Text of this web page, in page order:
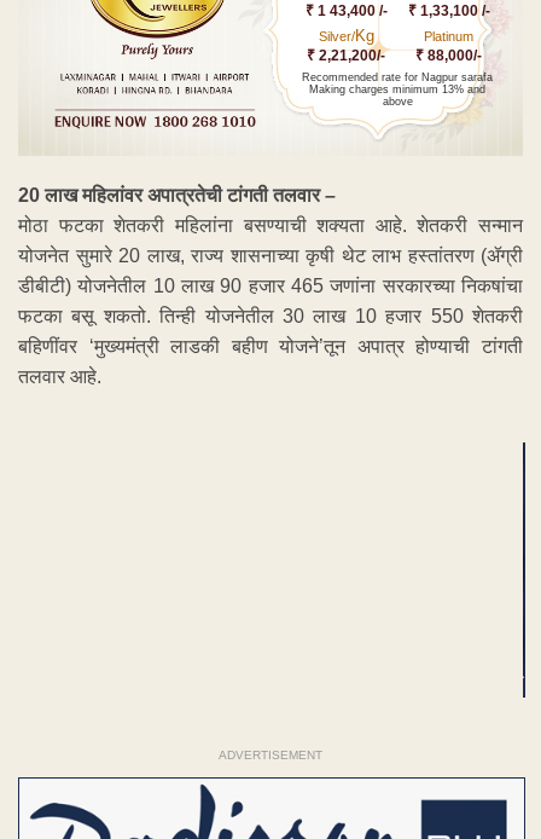
₹ 1 43,400 /- ₹ 1,33,100 /-
Silver/Kg
₹ 2,21,200/-
Platinum
₹ 88,000/-
Recommended rate for Nagpur sarafa
Making charges minimum 13% and
above
20 लाख महिलांवर अपात्रतेची टांगती तलवार –
मोठा फटका शेतकरी महिलांना बसण्याची शक्यता आहे. शेतकरी सन्मान
योजनेत सुमारे 20 लाख, राज्य शासनाच्या कृषी थेट लाभ हस्तांतरण (ॲग्री
डीबीटी) योजनेतील 10 लाख 90 हजार 465 जणांना सरकारच्या निकषांचा
फटका बसू शकतो. तिन्ही योजनेतील 30 लाख 10 हजार 550 शेतकरी
बहिणींवर ‘मुख्यमंत्री लाडकी बहीण योजने’तून अपात्र होण्याची टांगती
तलवार आहे.
ADVERTISEMENT